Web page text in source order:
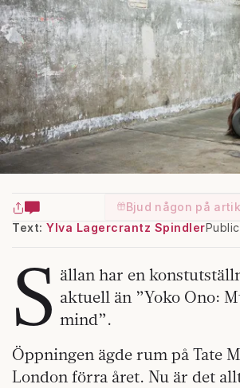
Bjud någon på
Text: Ylva Lagercrantz Spindler
S ällan har en
aktuell än ”Yoko Ono:
mind”.
Öppningen ägde rum på Tate
London förra året. Nu är det